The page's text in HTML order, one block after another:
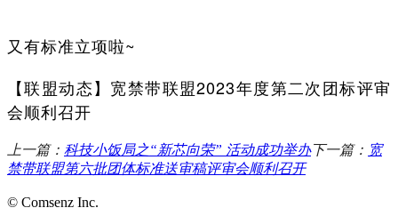
又有标准立项啦~
【联盟动态】宽禁带联盟2023年度第二次团标评审
会顺利召开
上一篇： 科技小饭局之“新芯向荣” 活动成功举办下一篇： 宽
禁带联盟第六批团体标准送审稿评审会顺利召开
© Comsenz Inc.